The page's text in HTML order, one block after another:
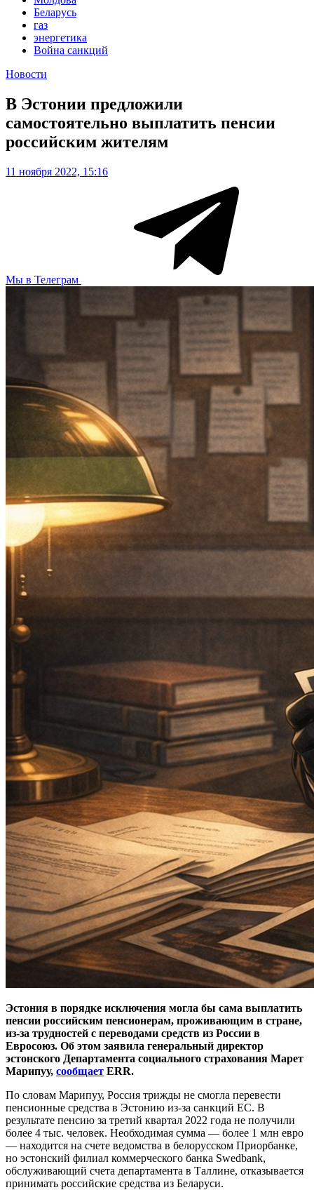
Беларусь
газ
энергетика
Война санкций
Новости
В Эстонии предложили
самостоятельно выплатить пенсии
российским жителям
11 ноября 2022, 15:16
Мы в Телеграм
Эстония в порядке исключения могла бы сама выплатить
пенсии российским пенсионерам, проживающим в стране,
из-за трудностей с переводами средств из России в
Евросоюз. Об этом заявила генеральный директор
эстонского Департамента социального страхования Марет
Марипуу, сообщает ERR.
По словам Марипуу, Россия трижды не смогла перевести
пенсионные средства в Эстонию из-за санкций ЕС. В
результате пенсию за третий квартал 2022 года не получили
более 4 тыс. человек. Необходимая сумма — более 1 млн евро
— находится на счете ведомства в белорусском Приорбанке,
но эстонский филиал коммерческого банка Swedbank,
обслуживающий счета департамента в Таллине, отказывается
принимать российские средства из Беларуси.